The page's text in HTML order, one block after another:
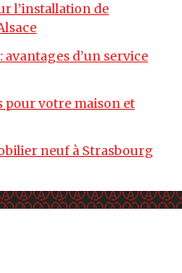
l’installation de
d’un service
pour votre maison et
neuf à Strasbourg